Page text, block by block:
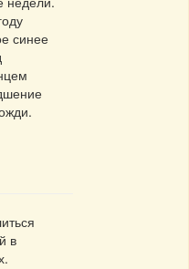
синее
в